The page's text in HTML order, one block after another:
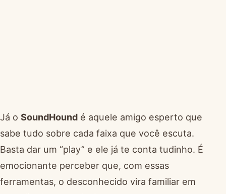
Já o SoundHound é aquele amigo esperto que
sabe tudo sobre cada faixa que você escuta.
Basta dar um “play” e ele já te conta tudinho. É
emocionante perceber que, com essas
ferramentas, o desconhecido vira familiar em